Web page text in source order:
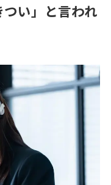
い」と言われ